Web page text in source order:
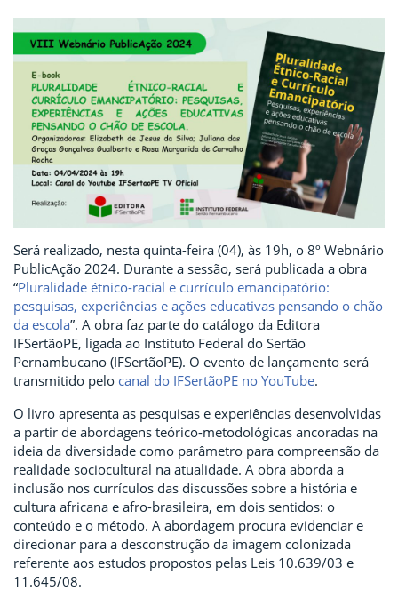
Será realizado, nesta quinta-feira (04), às 19h, o 8º Webnário
PublicAção 2024. Durante a sessão, será publicada a obra
“Pluralidade étnico-racial e currículo emancipatório:
pesquisas, experiências e ações educativas pensando o chão
da escola”. A obra faz parte do catálogo da Editora
IFSertãoPE, ligada ao Instituto Federal do Sertão
Pernambucano (IFSertãoPE). O evento de lançamento será
transmitido pelo canal do IFSertãoPE no YouTube.
O livro apresenta as pesquisas e experiências desenvolvidas
a partir de abordagens teórico-metodológicas ancoradas na
ideia da diversidade como parâmetro para compreensão da
realidade sociocultural na atualidade. A obra aborda a
inclusão nos currículos das discussões sobre a história e
cultura africana e afro-brasileira, em dois sentidos: o
conteúdo e o método. A abordagem procura evidenciar e
direcionar para a desconstrução da imagem colonizada
referente aos estudos propostos pelas Leis 10.639/03 e
11.645/08.